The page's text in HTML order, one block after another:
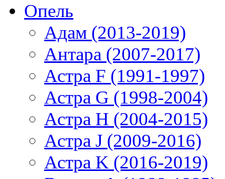
Опель
Адам (2013-2019)
Антара (2007-2017)
Астра F (1991-1997)
Астра G (1998-2004)
Астра H (2004-2015)
Астра J (2009-2016)
Астра K (2016-2019)